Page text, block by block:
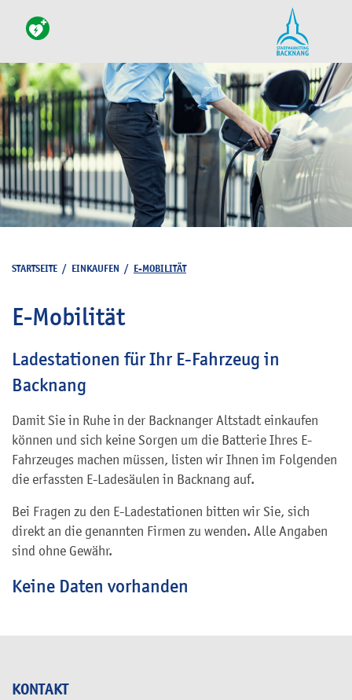
KONTAKT
STARTSEITE / EINKAUFEN / E-MOBILITÄT
E-Mobilität
Ladestationen für Ihr E-Fahrzeug in
Backnang
Damit Sie in Ruhe in der Backnanger Altstadt einkaufen
können und sich keine Sorgen um die Batterie Ihres E-
Fahrzeuges machen müssen, listen wir Ihnen im Folgenden
die erfassten E-Ladesäulen in Backnang auf.
Bei Fragen zu den E-Ladestationen bitten wir Sie, sich
direkt an die genannten Firmen zu wenden. Alle Angaben
sind ohne Gewähr.
Keine Daten vorhanden